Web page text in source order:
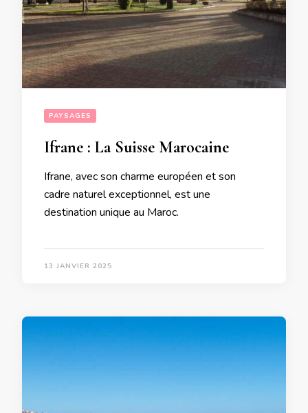
PAYSAGES
Ifrane : La Suisse Marocaine
Ifrane, avec son charme européen et son
cadre naturel exceptionnel, est une
destination unique au Maroc.
13 JANVIER 2025